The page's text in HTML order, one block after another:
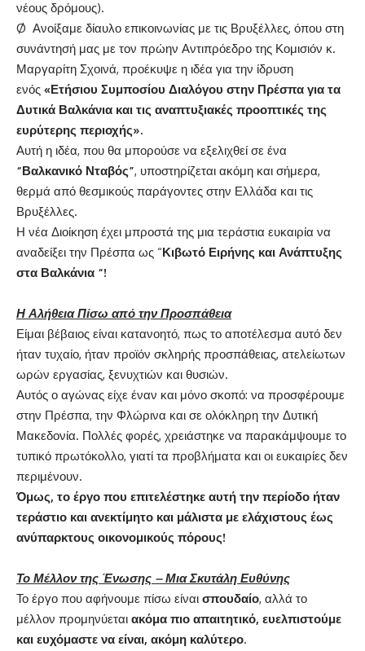
νέους δρόμους).
Ø Ανοίξαμε δίαυλο επικοινωνίας με τις Βρυξέλλες, όπου στη
συνάντησή μας με τον πρώην Αντιπρόεδρο της Κομισιόν κ.
Μαργαρίτη Σχοινά, προέκυψε η ιδέα για την ίδρυση
ενός «Ετήσιου Συμποσίου Διαλόγου στην Πρέσπα για τα
Δυτικά Βαλκάνια και τις αναπτυξιακές προοπτικές της
ευρύτερης περιοχής».
Αυτή η ιδέα, που θα μπορούσε να εξελιχθεί σε ένα
“Βαλκανικό Νταβός”, υποστηρίζεται ακόμη και σήμερα,
θερμά από θεσμικούς παράγοντες στην Ελλάδα και τις
Βρυξέλλες.
Η νέα Διοίκηση έχει μπροστά της μια τεράστια ευκαιρία να
αναδείξει την Πρέσπα ως “Κιβωτό Ειρήνης και Ανάπτυξης
στα Βαλκάνια “!
Η Αλήθεια Πίσω από την Προσπάθεια
Είμαι βέβαιος είναι κατανοητό, πως το αποτέλεσμα αυτό δεν
ήταν τυχαίο, ήταν προϊόν σκληρής προσπάθειας, ατελείωτων
ωρών εργασίας, ξενυχτιών και θυσιών.
Αυτός ο αγώνας είχε έναν και μόνο σκοπό: να προσφέρουμε
στην Πρέσπα, την Φλώρινα και σε ολόκληρη την Δυτική
Μακεδονία. Πολλές φορές, χρειάστηκε να παρακάμψουμε το
τυπικό πρωτόκολλο, γιατί τα προβλήματα και οι ευκαιρίες δεν
περιμένουν.
Όμως, το έργο που επιτελέστηκε αυτή την περίοδο ήταν
τεράστιο και ανεκτίμητο και μάλιστα με ελάχιστους έως
ανύπαρκτους οικονομικούς πόρους!
Το Μέλλον της Ένωσης – Μια Σκυτάλη Ευθύνης
Το έργο που αφήνουμε πίσω είναι σπουδαίο, αλλά το
μέλλον προμηνύεται ακόμα πιο απαιτητικό, ευελπιστούμε
και ευχόμαστε να είναι, ακόμη καλύτερο.